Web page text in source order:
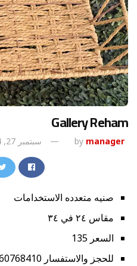
Gallery Reham
by manager سبتمبر 27, 2024
صنيه متعدده الاستخدامات
مقاس ٢٤ في ٣٤
السعر 135
للحجز والاستفسار 01060768410